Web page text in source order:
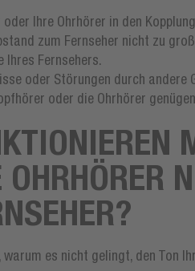
Ihre Ohrhörer in den
zum Fernseher nicht zu
Ihres Fernsehers.
oder Störungen durch andere
oder die Ohrhörer
warum es nicht gelingt, den Ton